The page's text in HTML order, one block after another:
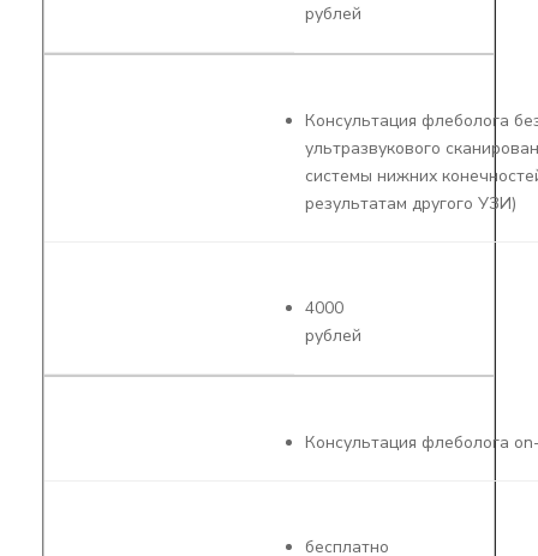
рублей
Консультация флеболога
ультразвукового
системы нижних
результатам другого УЗИ)
4000
рублей
Консультация флеболога
бесплатно